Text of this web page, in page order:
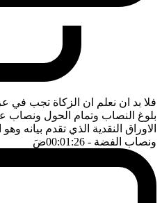
فلا بد ان نعلم ان الزكاة تجب
بلوغ النصاب وتمام الحول
الاوراق النقدية الذي تقدم بيانه
ونصاب الفضة - 00:01:26 ضَ